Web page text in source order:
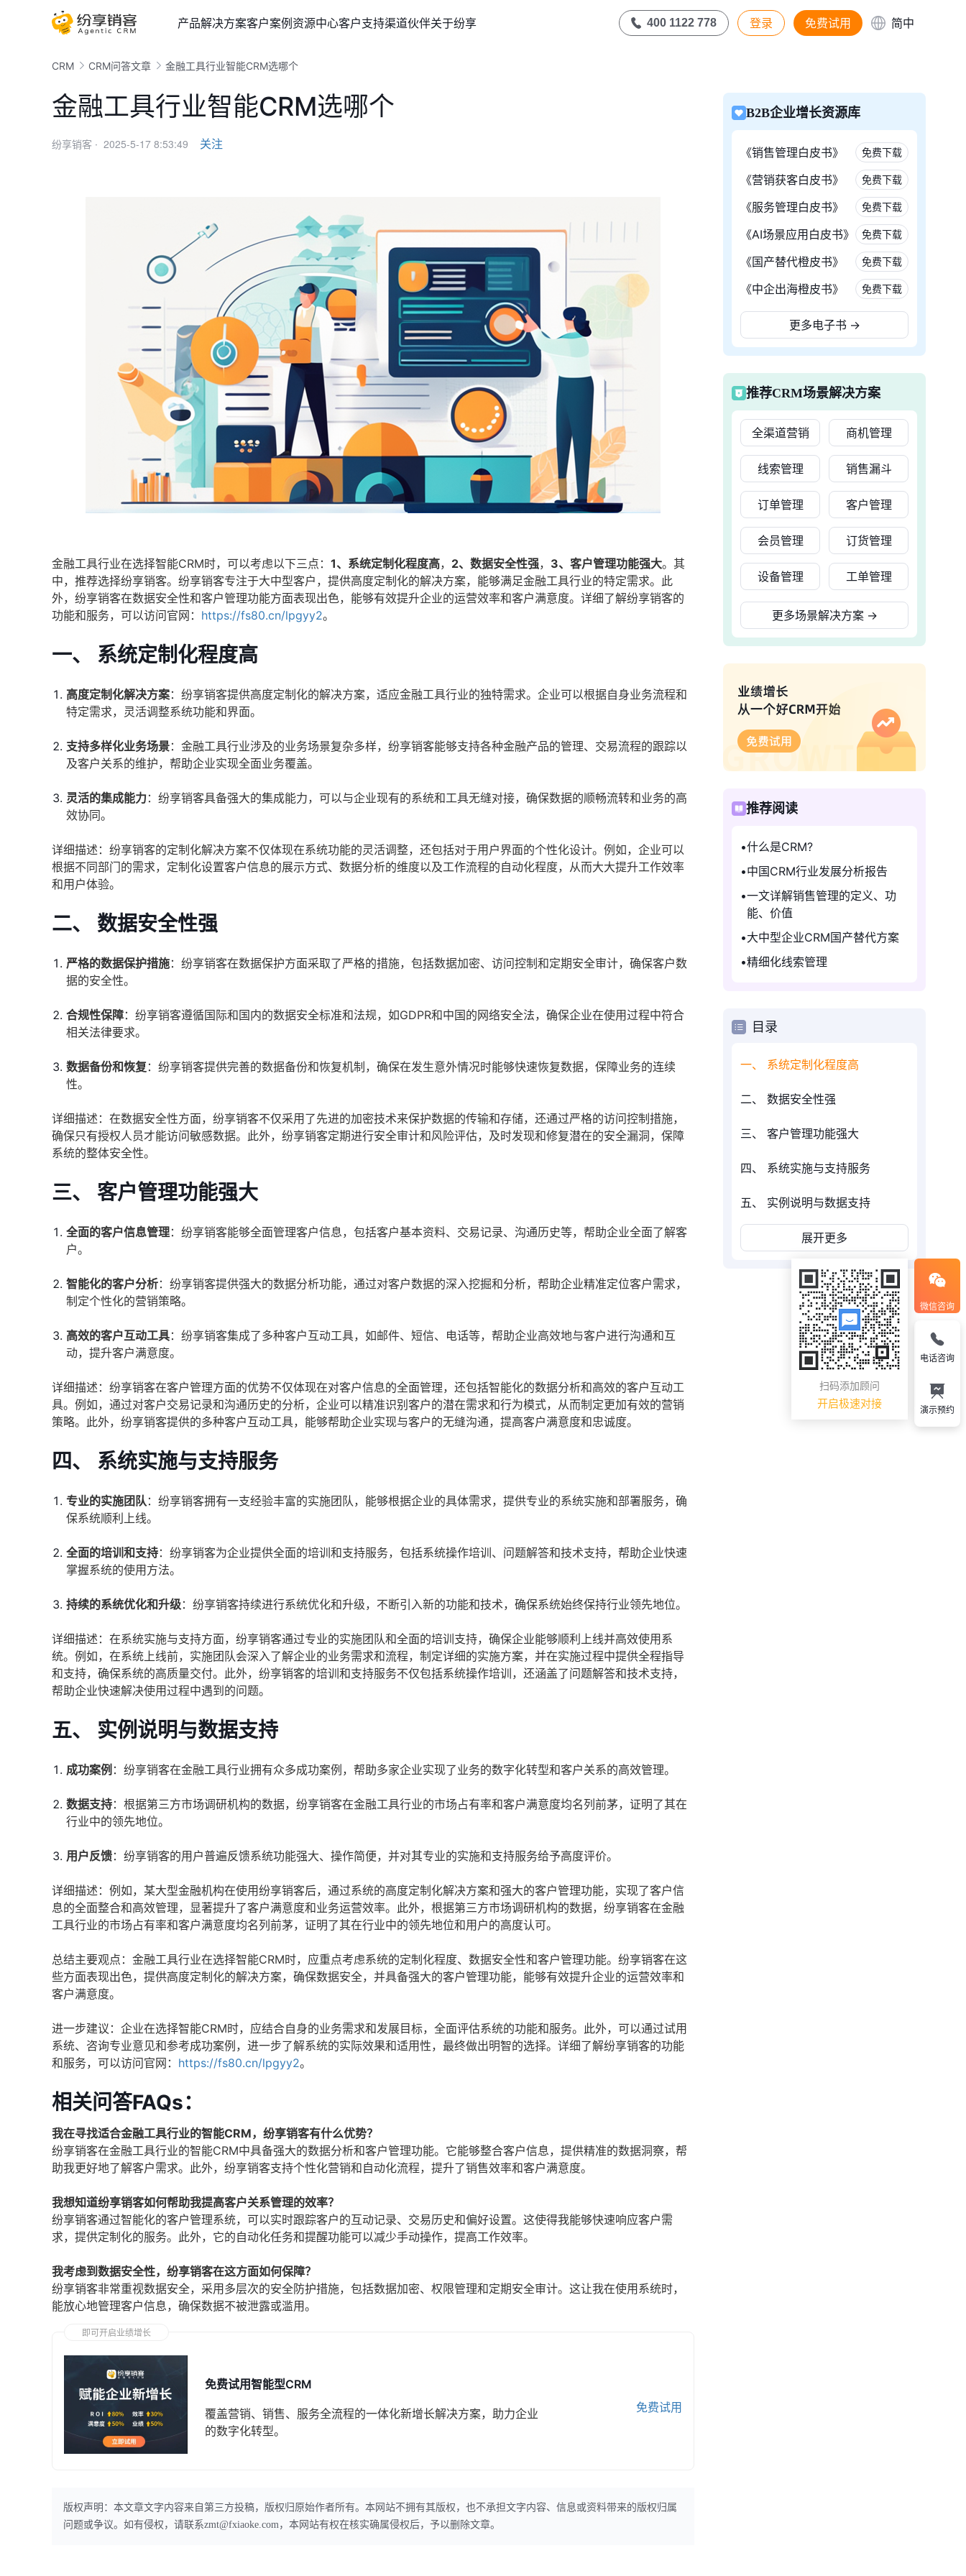
产品解决方案客户案例资源中心客户支持渠道伙伴关于纷享 400 1122 778 登录 免费试用 简中
CRM CRM问答文章 金融工具行业智能CRM选哪个
金融工具行业智能CRM选哪个
纷享销客 · 2025-5-17 8:53:49 关注
金融工具行业在选择智能CRM时，可以考虑以下三点： 1、系统定制化程度高， 2、数据安全性强， 3、客户管理功能强大。其
中，推荐选择纷享销客。纷享销客专注于大中型客户，提供高度定制化的解决方案，能够满足金融工具行业的特定需求。此
外，纷享销客在数据安全性和客户管理功能方面表现出色，能够有效提升企业的运营效率和客户满意度。详细了解纷享销客的
功能和服务，可以访问官网： https://fs80.cn/lpgyy2。
一、 系统定制化程度高
高度定制化解决方案：纷享销客提供高度定制化的解决方案，适应金融工具行业的独特需求。企业可以根据自身业务流程和
特定需求，灵活调整系统功能和界面。
支持多样化业务场景：金融工具行业涉及的业务场景复杂多样，纷享销客能够支持各种金融产品的管理、交易流程的跟踪以
及客户关系的维护，帮助企业实现全面业务覆盖。
灵活的集成能力：纷享销客具备强大的集成能力，可以与企业现有的系统和工具无缝对接，确保数据的顺畅流转和业务的高
效协同。
详细描述：纷享销客的定制化解决方案不仅体现在系统功能的灵活调整，还包括对于用户界面的个性化设计。例如，企业可以
根据不同部门的需求，定制化设置客户信息的展示方式、数据分析的维度以及工作流程的自动化程度，从而大大提升工作效率
和用户体验。
二、 数据安全性强
严格的数据保护措施：纷享销客在数据保护方面采取了严格的措施，包括数据加密、访问控制和定期安全审计，确保客户数
据的安全性。
合规性保障：纷享销客遵循国际和国内的数据安全标准和法规，如GDPR和中国的网络安全法，确保企业在使用过程中符合
相关法律要求。
数据备份和恢复 ：纷享销客提供完善的数据备份和恢复机制，确保在发生意外情况时能够快速恢复数据，保障业务的连续
性。
详细描述：在数据安全性方面，纷享销客不仅采用了先进的加密技术来保护数据的传输和存储，还通过严格的访问控制措施，
确保只有授权人员才能访问敏感数据。此外，纷享销客定期进行安全审计和风险评估，及时发现和修复潜在的安全漏洞，保障
系统的整体安全性。
三、 客户管理功能强大
全面的客户信息管理：纷享销客能够全面管理客户信息，包括客户基本资料、交易记录、沟通历史等，帮助企业全面了解客
户。
智能化的客户分析：纷享销客提供强大的数据分析功能，通过对客户数据的深入挖掘和分析，帮助企业精准定位客户需求，
制定个性化的营销策略。
高效的客户互动工具：纷享销客集成了多种客户互动工具，如邮件、短信、电话等，帮助企业高效地与客户进行沟通和互
动，提升客户满意度。
详细描述：纷享销客在客户管理方面的优势不仅体现在对客户信息的全面管理，还包括智能化的数据分析和高效的客户互动工
具。例如，通过对客户交易记录和沟通历史的分析，企业可以精准识别客户的潜在需求和行为模式，从而制定更加有效的营销
策略。此外，纷享销客提供的多种客户互动工具，能够帮助企业实现与客户的无缝沟通，提高客户满意度和忠诚度。
四、 系统实施与支持服务
专业的实施团队：纷享销客拥有一支经验丰富的实施团队，能够根据企业的具体需求，提供专业的系统实施和部署服务，确
保系统顺利上线。
全面的培训和支持：纷享销客为企业提供全面的培训和支持服务，包括系统操作培训、问题解答和技术支持，帮助企业快速
掌握系统的使用方法。
持续的系统优化和升级：纷享销客持续进行系统优化和升级，不断引入新的功能和技术，确保系统始终保持行业领先地位。
详细描述：在系统实施与支持方面，纷享销客通过专业的实施团队和全面的培训支持，确保企业能够顺利上线并高效使用系
统。例如，在系统上线前，实施团队会深入了解企业的业务需求和流程，制定详细的实施方案，并在实施过程中提供全程指导
和支持，确保系统的高质量交付。此外，纷享销客的培训和支持服务不仅包括系统操作培训，还涵盖了问题解答和技术支持，
帮助企业快速解决使用过程中遇到的问题。
五、 实例说明与数据支持
成功案例 ：纷享销客在金融工具行业拥有众多成功案例，帮助多家企业实现了业务的数字化转型和客户关系的高效管理。
数据支持：根据第三方市场调研机构的数据，纷享销客在金融工具行业的市场占有率和客户满意度均名列前茅，证明了其在
行业中的领先地位。
用户反馈：纷享销客的用户普遍反馈系统功能强大、操作简便，并对其专业的实施和支持服务给予高度评价。
详细描述：例如，某大型金融机构在使用纷享销客后，通过系统的高度定制化解决方案和强大的客户管理功能，实现了客户信
息的全面整合和高效管理，显著提升了客户满意度和业务运营效率。此外，根据第三方市场调研机构的数据，纷享销客在金融
工具行业的市场占有率和客户满意度均名列前茅，证明了其在行业中的领先地位和用户的高度认可。
总结主要观点：金融工具行业在选择智能CRM时，应重点考虑系统的定制化程度、数据安全性和客户管理功能。纷享销客在这
些方面表现出色，提供高度定制化的解决方案，确保数据安全，并具备强大的客户管理功能，能够有效提升企业的运营效率和
客户满意度。
进一步建议：企业在选择智能CRM时，应结合自身的业务需求和发展目标，全面评估系统的功能和服务。此外，可以通过试用
系统、咨询专业意见和参考成功案例，进一步了解系统的实际效果和适用性，最终做出明智的选择。详细了解纷享销客的功能
和服务，可以访问官网： https://fs80.cn/lpgyy2。
相关问答FAQs：
我在寻找适合金融工具行业的智能CRM，纷享销客有什么优势？
纷享销客在金融工具行业的智能CRM中具备强大的数据分析和客户管理功能。它能够整合客户信息，提供精准的数据洞察，帮
助我更好地了解客户需求。此外，纷享销客支持个性化营销和自动化流程，提升了销售效率和客户满意度。
我想知道纷享销客如何帮助我提高客户关系管理的效率？
纷享销客通过智能化的客户管理系统，可以实时跟踪客户的互动记录、交易历史和偏好设置。这使得我能够快速响应客户需
求，提供定制化的服务。此外，它的自动化任务和提醒功能可以减少手动操作，提高工作效率。
我考虑到数据安全性，纷享销客在这方面如何保障？
纷享销客非常重视数据安全，采用多层次的安全防护措施，包括数据加密、权限管理和定期安全审计。这让我在使用系统时，
能放心地管理客户信息，确保数据不被泄露或滥用。
即可开启业绩增长
免费试用智能型CRM
覆盖营销、销售、服务全流程的一体化新增长解决方案，助力企业
的数字化转型。
免费试用
版权声明：本文章文字内容来自第三方投稿，版权归原始作者所有。本网站不拥有其版权，也不承担文字内容、信息或资料带来的版权归属
问题或争议。如有侵权，请联系zmt@fxiaoke.com，本网站有权在核实确属侵权后，予以删除文章。
B2B企业增长资源库
《销售管理白皮书》 免费下载
《营销获客白皮书》 免费下载
《服务管理白皮书》 免费下载
《AI场景应用白皮书》 免费下载
《国产替代橙皮书》 免费下载
《中企出海橙皮书》 免费下载
更多电子书 →
推荐CRM场景解决方案
全渠道营销 商机管理
线索管理 销售漏斗
订单管理 客户管理
会员管理 订货管理
设备管理 工单管理
更多场景解决方案 →
推荐阅读
什么是CRM?
中国CRM行业发展分析报告
一文详解销售管理的定义、功
能、价值
大中型企业CRM国产替代方案
精细化线索管理
目录
一、 系统定制化程度高
二、 数据安全性强
三、 客户管理功能强大
四、 系统实施与支持服务
五、 实例说明与数据支持
展开更多
微信咨询
扫码添加顾问
开启极速对接
电话咨询
演示预约